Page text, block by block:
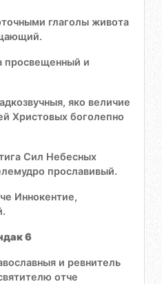
глаголы живота
просвещенный и
яко величие
Христовых боголепно
Сил Небесных
прославивый.
Иннокентие,
6
и ревнитель
отче